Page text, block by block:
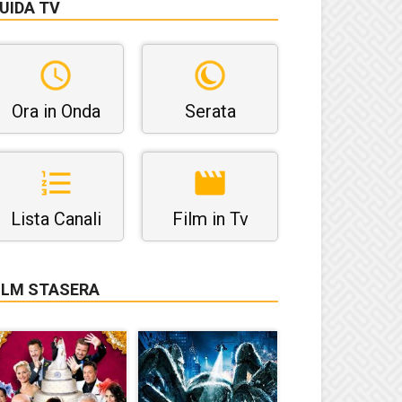
TV
Ora in Onda Serata
Lista Canali Film in Tv
STASERA